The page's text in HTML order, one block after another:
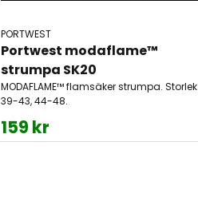
PORTWEST
Portwest modaflame™
strumpa SK20
MODAFLAME™ flamsäker strumpa. Storlek
39-43, 44-48.
159 kr